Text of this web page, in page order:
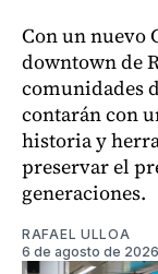
Con un nuevo
downtown de
comunidades
contarán con
historia y
preservar el
generaciones.
RAFAEL ULLOA
6 de agosto de 2026